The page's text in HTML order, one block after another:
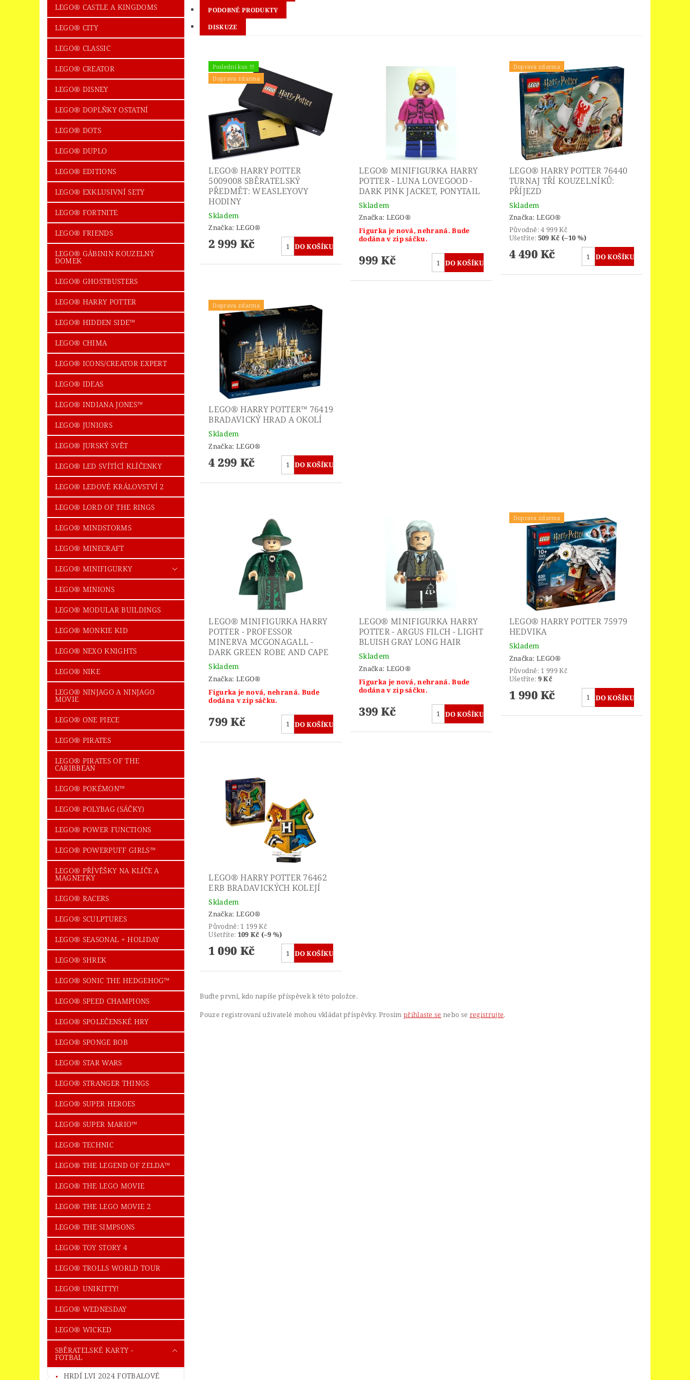
LEGO® CASTLE A KINGDOMS
LEGO® CITY
LEGO® CLASSIC
LEGO® CREATOR
LEGO® DISNEY
LEGO® DOPLŇKY OSTATNÍ
LEGO® DOTS
LEGO® DUPLO
LEGO® EDITIONS
LEGO® EXKLUSIVNÍ SETY
LEGO® FORTNITE
LEGO® FRIENDS
LEGO® GÁBININ KOUZELNÝ
DOMEK
LEGO® GHOSTBUSTERS
LEGO® HARRY POTTER
LEGO® HIDDEN SIDE™
LEGO® CHIMA
LEGO® ICONS/CREATOR EXPERT
LEGO® IDEAS
LEGO® INDIANA JONES™
LEGO® JUNIORS
LEGO® JURSKÝ SVĚT
LEGO® LED SVÍTÍCÍ KLÍČENKY
LEGO® LEDOVÉ KRÁLOVSTVÍ 2
LEGO® LORD OF THE RINGS
LEGO® MINDSTORMS
LEGO® MINECRAFT
LEGO® MINIFIGURKY
LEGO® MINIONS
LEGO® MODULAR BUILDINGS
LEGO® MONKIE KID
LEGO® NEXO KNIGHTS
LEGO® NIKE
LEGO® NINJAGO A NINJAGO
MOVIE
LEGO® ONE PIECE
LEGO® PIRATES
LEGO® PIRATES OF THE
CARIBBEAN
LEGO® POKÉMON™
LEGO® POLYBAG (SÁČKY)
LEGO® POWER FUNCTIONS
LEGO® POWERPUFF GIRLS™
LEGO® PŘÍVĚŠKY NA KLÍČE A
MAGNETKY
LEGO® RACERS
LEGO® SCULPTURES
LEGO® SEASONAL + HOLIDAY
LEGO® SHREK
LEGO® SONIC THE HEDGEHOG™
LEGO® SPEED CHAMPIONS
LEGO® SPOLEČENSKÉ HRY
LEGO® SPONGE BOB
LEGO® STAR WARS
LEGO® STRANGER THINGS
LEGO® SUPER HEROES
LEGO® SUPER MARIO™
LEGO® TECHNIC
LEGO® THE LEGEND OF ZELDA™
LEGO® THE LEGO MOVIE
LEGO® THE LEGO MOVIE 2
LEGO® THE SIMPSONS
LEGO® TOY STORY 4
LEGO® TROLLS WORLD TOUR
LEGO® UNIKITTY!
LEGO® WEDNESDAY
LEGO® WICKED
SBĚRATELSKÉ KARTY -
FOTBAL
HRDÍ LVI 2024 FOTBALOVÉ
PODOBNÉ PRODUKTY
DISKUZE
Poslední kus !!!
Doprava zdarma
LEGO® HARRY POTTER
5009008 SBĚRATELSKÝ
PŘEDMĚT: WEASLEYOVY
HODINY
Skladem
Značka: LEGO®
2 999 Kč
LEGO® MINIFIGURKA HARRY
POTTER - LUNA LOVEGOOD -
DARK PINK JACKET, PONYTAIL
Skladem
Značka: LEGO®
Figurka je nová, nehraná. Bude
dodána v zip sáčku.
999 Kč
Doprava zdarma
LEGO® HARRY POTTER 76440
TURNAJ TŘÍ KOUZELNÍKŮ:
PŘÍJEZD
Skladem
Značka:LEGO®
Původně:4 999 Kč
Ušetříte: 509 Kč (–10 %)
4 490 Kč
Doprava zdarma
LEGO® HARRY POTTER™ 76419
BRADAVICKÝ HRAD A OKOLÍ
Skladem
Značka: LEGO®
4 299 Kč
LEGO® MINIFIGURKA HARRY
POTTER - PROFESSOR
MINERVA MCGONAGALL -
DARK GREEN ROBE AND CAPE
Skladem
Značka: LEGO®
Figurka je nová, nehraná. Bude
dodána v zip sáčku.
799 Kč
LEGO® MINIFIGURKA HARRY
POTTER - ARGUS FILCH - LIGHT
BLUISH GRAY LONG HAIR
Skladem
Značka: LEGO®
Figurka je nová, nehraná. Bude
dodána v zip sáčku.
399 Kč
Doprava zdarma
LEGO® HARRY POTTER 75979
HEDVIKA
Skladem
Značka:LEGO®
Původně: 1 999 Kč
Ušetříte: 9 Kč
1 990 Kč
LEGO® HARRY POTTER 76462
ERB BRADAVICKÝCH KOLEJÍ
Skladem
Značka: LEGO®
Původně: 1 199 Kč
Ušetříte: 109 Kč (–9 %)
1 090 Kč
Buďte první, kdo napíše příspěvek k této položce.
Pouze registrovaní uživatelé mohou vkládat příspěvky. Prosím přihlaste se nebo se registrujte.